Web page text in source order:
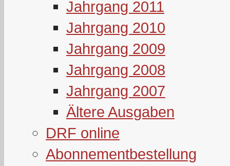
Jahrgang 2011
Jahrgang 2010
Jahrgang 2009
Jahrgang 2008
Jahrgang 2007
Ältere Ausgaben
DRF online
Abonnementbestellung